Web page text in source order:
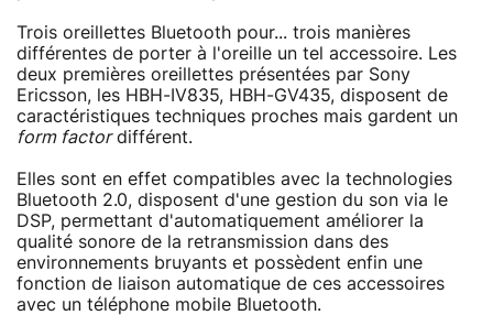
Trois oreillettes Bluetooth pour... trois manières
différentes de porter à l'oreille un tel accessoire. Les
deux premières oreillettes présentées par Sony
Ericsson, les HBH-IV835, HBH-GV435, disposent de
caractéristiques techniques proches mais gardent un
form factordifférent.
Elles sont en effet compatibles avec la technologies
Bluetooth 2.0, disposent d'une gestion du son via le
DSP, permettant d'automatiquement améliorer la
qualité sonore de la retransmission dans des
environnements bruyants et possèdent enfin une
fonction de liaison automatique de ces accessoires
avec un téléphone mobile Bluetooth.